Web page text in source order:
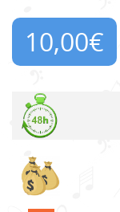
10,00€